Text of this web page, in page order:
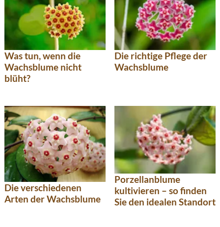
Was tun, wenn die
Wachsblume nicht
blüht?
Die richtige Pflege der
Wachsblume
Die verschiedenen
Arten der Wachsblume
Porzellanblume
kultivieren – so finden
Sie den idealen Standort